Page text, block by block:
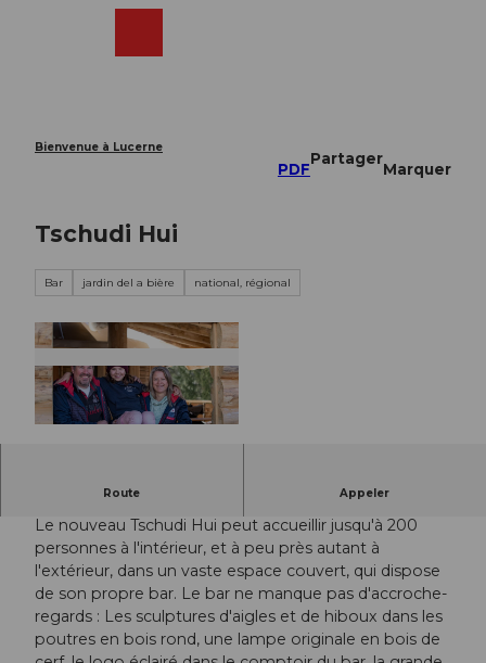
Bienvenue à Lucerne
PDF
Partager
Marquer
Tschudi Hui
Bar jardin del a bière national, régional
Route Appeler
Bien plus qu'un bar après-ski
Le nouveau Tschudi Hui peut accueillir jusqu'à 200
personnes à l'intérieur, et à peu près autant à
l'extérieur, dans un vaste espace couvert, qui dispose
de son propre bar. Le bar ne manque pas d'accroche-
regards : Les sculptures d'aigles et de hiboux dans les
poutres en bois rond, une lampe originale en bois de